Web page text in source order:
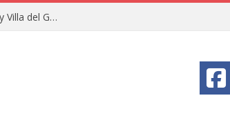
Clausuras de los campamentos de verano en Alhaurín y Villa del Guadalhorce 2026